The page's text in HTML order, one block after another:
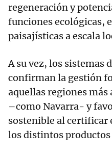
regeneración y
funciones ecológicas,
paisajísticas a escala
A su vez, los sistemas
confirman la gestión
aquellas regiones más
–como Navarra- y
sostenible al certificar
los distintos